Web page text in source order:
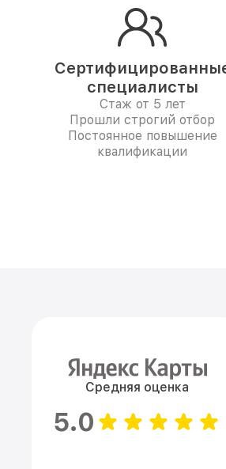
специалисты
Стаж от 5 лет
Прошли строгий отбор
Постоянное повышение
квалификации
Средняя оценка
5.0